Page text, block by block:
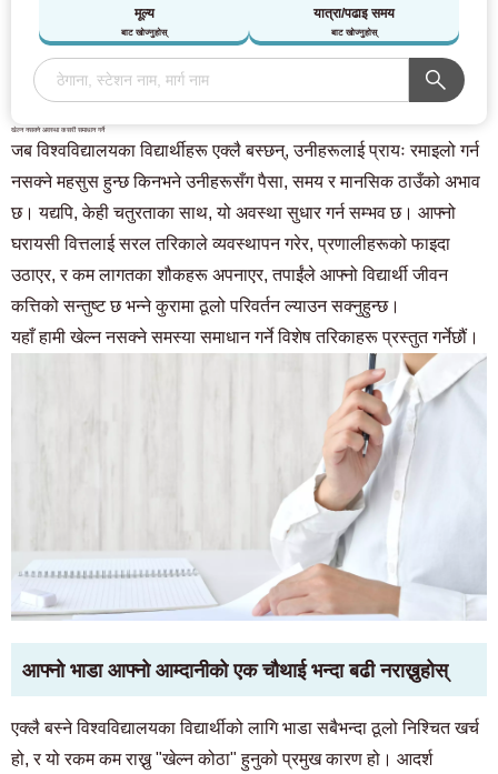
मूल्य
बाट खोज्नुहोस्
यात्रा/पढाइ समय
बाट खोज्नुहोस्
खेल्न नसक्ने अवस्था कसरी समाधान गर्ने
जब विश्वविद्यालयका विद्यार्थीहरू एक्लै बस्छन्, उनीहरूलाई प्रायः रमाइलो गर्न
नसक्ने महसुस हुन्छ किनभने उनीहरूसँग पैसा, समय र मानसिक ठाउँको अभाव
छ। यद्यपि, केही चतुरताका साथ, यो अवस्था सुधार गर्न सम्भव छ। आफ्नो
घरायसी वित्तलाई सरल तरिकाले व्यवस्थापन गरेर, प्रणालीहरूको फाइदा
उठाएर, र कम लागतका शौकहरू अपनाएर, तपाईंले आफ्नो विद्यार्थी जीवन
कत्तिको सन्तुष्ट छ भन्ने कुरामा ठूलो परिवर्तन ल्याउन सक्नुहुन्छ।
यहाँ हामी खेल्न नसक्ने समस्या समाधान गर्ने विशेष तरिकाहरू प्रस्तुत गर्नेछौं।
आफ्नो भाडा आफ्नो आम्दानीको एक चौथाई भन्दा बढी नराख्नुहोस्
एक्लै बस्ने विश्वविद्यालयका विद्यार्थीको लागि भाडा सबैभन्दा ठूलो निश्चित खर्च
हो, र यो रकम कम राख्नु "खेल्न कोठा" हुनुको प्रमुख कारण हो। आदर्श